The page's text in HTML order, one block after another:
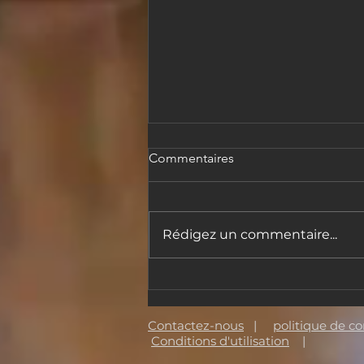
Commentaires
Rédigez un commentaire...
Contactez-nous | politique de
Conditions d'utilisation |